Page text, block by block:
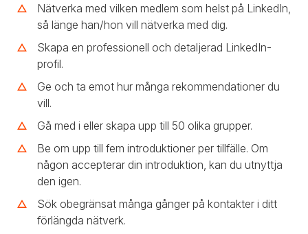
Nätverka med vilken medlem som helst på LinkedIn,
så länge han/hon vill nätverka med dig.
Skapa en professionell och detaljerad LinkedIn-
profil.
Ge och ta emot hur många rekommendationer du
vill.
Gå med i eller skapa upp till 50 olika grupper.
Be om upp till fem introduktioner per tillfälle. Om
någon accepterar din introduktion, kan du utnyttja
den igen.
Sök obegränsat många gånger på kontakter i ditt
förlängda nätverk.